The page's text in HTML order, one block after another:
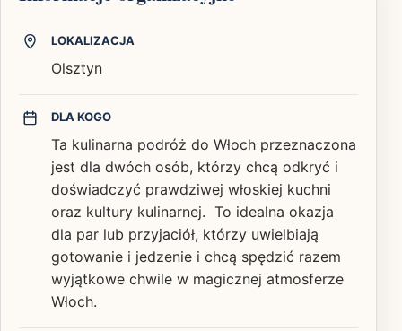
LOKALIZACJA
Olsztyn
DLA KOGO
Ta kulinarna podróż do Włoch przeznaczona
jest dla dwóch osób, którzy chcą odkryć i
doświadczyć prawdziwej włoskiej kuchni
oraz kultury kulinarnej. To idealna okazja
dla par lub przyjaciół, którzy uwielbiają
gotowanie i jedzenie i chcą spędzić razem
wyjątkowe chwile w magicznej atmosferze
Włoch.